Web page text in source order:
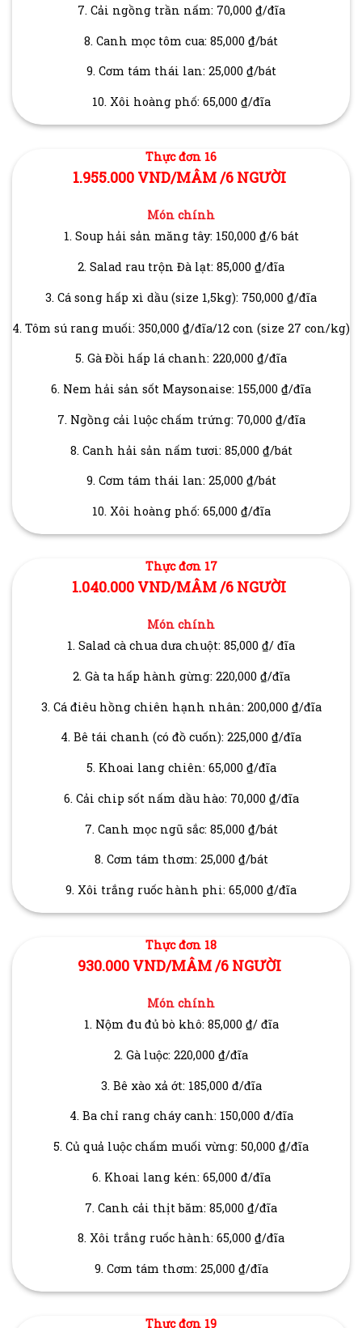
7. Cải ngồng trần nấm: 70,000 ₫/đĩa
8. Canh mọc tôm cua: 85,000 ₫/bát
9. Cơm tám thái lan: 25,000 ₫/bát
10. Xôi hoàng phố: 65,000 ₫/đĩa
Thực đơn 16
1.955.000 VND/MÂM /6 NGƯỜI
Món chính
1. Soup hải sản măng tây: 150,000 ₫/6 bát
2. Salad rau trộn Đà lạt: 85,000 ₫/đĩa
3. Cá song hấp xì dầu (size 1,5kg): 750,000 ₫/đĩa
4. Tôm sú rang muối: 350,000 ₫/đĩa/12 con (size 27 con/kg)
5. Gà Đồi hấp lá chanh: 220,000 ₫/đĩa
6. Nem hải sản sốt Maysonaise: 155,000 ₫/đĩa
7. Ngồng cải luộc chấm trứng: 70,000 ₫/đĩa
8. Canh hải sản nấm tươi: 85,000 ₫/bát
9. Cơm tám thái lan: 25,000 ₫/bát
10. Xôi hoàng phố: 65,000 ₫/đĩa
Thực đơn 17
1.040.000 VND/MÂM /6 NGƯỜI
Món chính
1. Salad cà chua dưa chuột: 85,000 ₫/ đĩa
2. Gà ta hấp hành gừng: 220,000 ₫/đĩa
3. Cá điêu hồng chiên hạnh nhân: 200,000 ₫/đĩa
4. Bê tái chanh (có đồ cuốn): 225,000 ₫/đĩa
5. Khoai lang chiên: 65,000 ₫/đĩa
6. Cải chip sốt nấm dầu hào: 70,000 ₫/đĩa
7. Canh mọc ngũ sắc: 85,000 ₫/bát
8. Cơm tám thơm: 25,000 ₫/bát
9. Xôi trắng ruốc hành phi: 65,000 ₫/đĩa
Thực đơn 18
930.000 VND/MÂM /6 NGƯỜI
Món chính
1. Nộm đu đủ bò khô: 85,000 ₫/ đĩa
2. Gà luộc: 220,000 ₫/đĩa
3. Bê xào xả ớt: 185,000 đ/đĩa
4. Ba chỉ rang cháy canh: 150,000 đ/đĩa
5. Củ quả luộc chấm muối vừng: 50,000 ₫/đĩa
6. Khoai lang kén: 65,000 đ/đĩa
7. Canh cải thịt băm: 85,000 ₫/đĩa
8. Xôi trắng ruốc hành: 65,000 ₫/đĩa
9. Cơm tám thơm: 25,000 ₫/đĩa
Thực đơn 19